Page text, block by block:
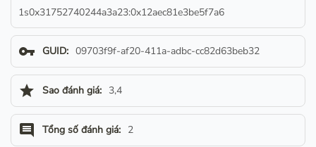
1s0x31752740244a3a23:0x12aec81e3be5f7a6
vpn_key GUID: 09703f9f-af20-411a-adbc-cc82d63beb32
star Sao đánh giá: 3,4
comment Tổng số đánh giá: 2